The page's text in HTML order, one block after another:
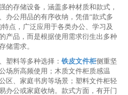
的存储设备，涵盖多种材质和款式，
办公用品的有序收纳，凭借“款式多
点，广泛应用于各类办公、学习及
产品，而是根据使用需求衍生出多种
储需求。
料等多种选择： 铁皮文件柜侧重坚
场所高频使用；木质文件柜质感温
区、家庭书房等场景；塑料文件柜轻
办公或家庭收纳。款式方面，有开门